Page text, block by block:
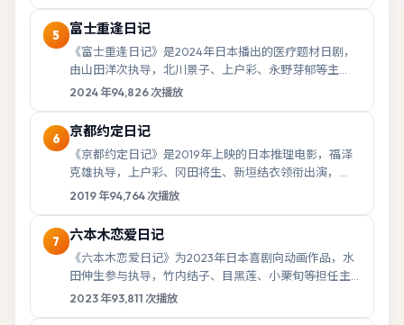
5 富士重逢日记
《富士重逢日记》是2024年日本播出的医疗题材日剧，
由山田洋次执导，北川景子、上户彩、永野芽郁等主
演，于2024年12月16日首播。故事以都市生...
2024 年94,826次播放
6 京都约定日记
《京都约定日记》是2019年上映的日本推理电影，福泽
克雄执导，上户彩、冈田将生、新垣结衣领衔出演，
2019年5月7日登陆院线。影片以人物抉择与情...
2019 年94,764次播放
7 六本木恋爱日记
《六本木恋爱日记》为2023年日本喜剧向动画作品，水
田伸生参与执导，竹内结子、目黑莲、小栗旬等担任主
要配音，2023年12月9日开始播出。以鲜明...
2023 年93,811 次播放